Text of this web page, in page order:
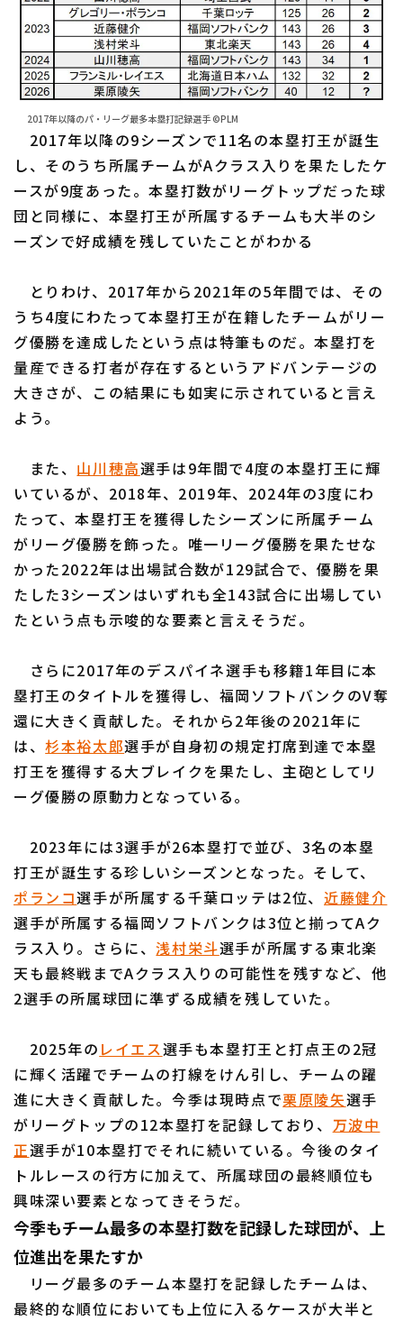
2017年以降のパ・リーグ最多本塁打記録選手 ©PLM
2017年以降の9シーズンで11名の本塁打王が誕生
し、そのうち所属チームがAクラス入りを果たしたケ
ースが9度あった。本塁打数がリーグトップだった球
団と同様に、本塁打王が所属するチームも大半のシ
ーズンで好成績を残していたことがわかる
とりわけ、2017年から2021年の5年間では、その
うち4度にわたって本塁打王が在籍したチームがリー
グ優勝を達成したという点は特筆ものだ。本塁打を
量産できる打者が存在するというアドバンテージの
大きさが、この結果にも如実に示されていると言え
よう。
また、 山川穂高選手は9年間で4度の本塁打王に輝
いているが、2018年、2019年、2024年の3度にわ
たって、本塁打王を獲得したシーズンに所属チーム
がリーグ優勝を飾った。唯一リーグ優勝を果たせな
かった2022年は出場試合数が129試合で、優勝を果
たした3シーズンはいずれも全143試合に出場してい
たという点も示唆的な要素と言えそうだ。
さらに2017年のデスパイネ選手も移籍1年目に本
塁打王のタイトルを獲得し、福岡ソフトバンクのV奪
還に大きく貢献した。それから2年後の2021年に
は、杉本裕太郎選手が自身初の規定打席到達で本塁
打王を獲得する大ブレイクを果たし、主砲としてリ
ーグ優勝の原動力となっている。
2023年には3選手が26本塁打で並び、3名の本塁
打王が誕生する珍しいシーズンとなった。そして、
ポランコ選手が所属する千葉ロッテは2位、近藤健介
選手が所属する福岡ソフトバンクは3位と揃ってAク
ラス入り。さらに、浅村栄斗選手が所属する東北楽
天も最終戦までAクラス入りの可能性を残すなど、他
2選手の所属球団に準ずる成績を残していた。
2025年の レイエス選手も本塁打王と打点王の2冠
に輝く活躍でチームの打線をけん引し、チームの躍
進に大きく貢献した。今季は現時点で栗原陵矢選手
がリーグトップの12本塁打を記録しており、 万波中
正選手が10本塁打でそれに続いている。今後のタイ
トルレースの行方に加えて、所属球団の最終順位も
興味深い要素となってきそうだ。
今季もチーム最多の本塁打数を記録した球団が、上
位進出を果たすか
リーグ最多のチーム本塁打を記録したチームは、
最終的な順位においても上位に入るケースが大半と